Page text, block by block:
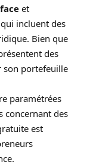
et
incluent des
Bien que
des
son portefeuille
paramétrées
concernant des
est